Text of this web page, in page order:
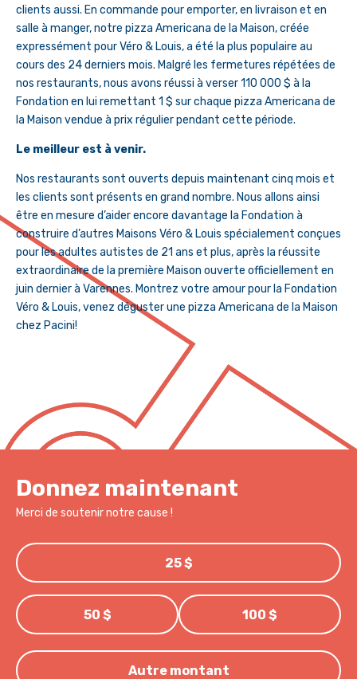
clients aussi. En commande pour emporter, en livraison et en
salle à manger, notre pizza Americana de la Maison, créée
expressément pour Véro & Louis, a été la plus populaire au
cours des 24 derniers mois. Malgré les fermetures répétées de
nos restaurants, nous avons réussi à verser 110 000 $ à la
Fondation en lui remettant 1 $ sur chaque pizza Americana de
la Maison vendue à prix régulier pendant cette période.
Le meilleur est à venir.
Nos restaurants sont ouverts depuis maintenant cinq mois et
les clients sont présents en grand nombre. Nous allons ainsi
être en mesure d’aider encore davantage la Fondation à
construire d’autres Maisons Véro & Louis spécialement conçues
pour les adultes autistes de 21 ans et plus, après la réussite
extraordinaire de la première Maison ouverte officiellement en
juin dernier à Varennes. Montrez votre amour pour la Fondation
Véro & Louis, venez déguster une pizza Americana de la Maison
chez Pacini!
Donnez maintenant
Merci de soutenir notre cause !
25 $
50 $ 100 $
Autre montant